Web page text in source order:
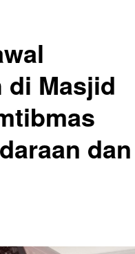
di Masjid
dan